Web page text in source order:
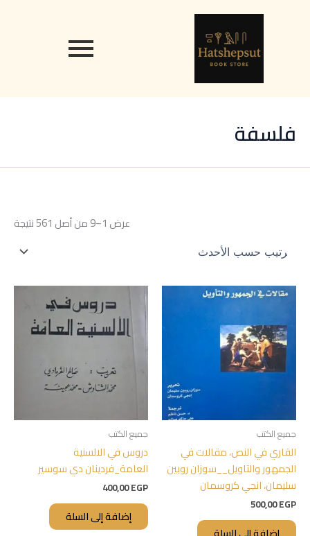
فلسفة
عرض 1–9 من أصل 561 نتيجة
جميع الكتب
القاري في النص، مقالات في
الجمهور والتاويل__سوزان روبين
سليمان، انجي كروسمان
500,00EGP
جميع الكتب
دروس في الالسنية
العامة_فردينان دي سوسير
400,00EGP
إضافة إلى السلة